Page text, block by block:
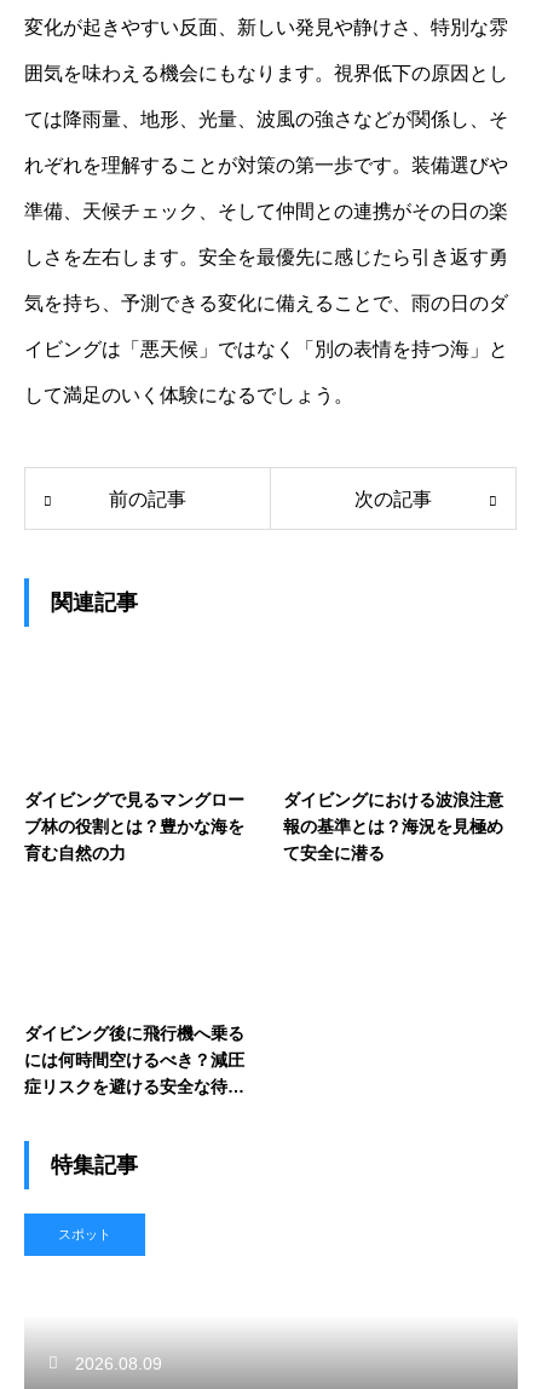
変化が起きやすい反面、新しい発見や静けさ、特別な雰
囲気を味わえる機会にもなります。視界低下の原因とし
ては降雨量、地形、光量、波風の強さなどが関係し、そ
れぞれを理解することが対策の第一歩です。装備選びや
準備、天候チェック、そして仲間との連携がその日の楽
しさを左右します。安全を最優先に感じたら引き返す勇
気を持ち、予測できる変化に備えることで、雨の日のダ
イビングは「悪天候」ではなく「別の表情を持つ海」と
して満足のいく体験になるでしょう。
前の記事 次の記事
関連記事
ダイビングで見るマングロー
ブ林の役割とは？豊かな海を
育む自然の力
ダイビングにおける波浪注意
報の基準とは？海況を見極め
て安全に潜る
ダイビング後に飛行機へ乗る
には何時間空けるべき？減圧
症リスクを避ける安全な待機
特集記事
スポット
2026.08.09